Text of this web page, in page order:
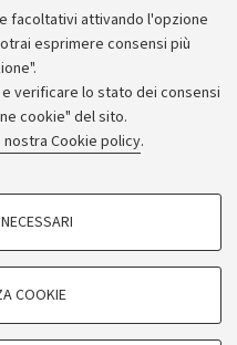
facoltativi attivando l'opzione
esprimere consensi più
verificare lo stato dei consensi
cookie" del sito.
nostra Cookie policy.
COOKIE
stampa
STUDIORUM - Università di
Bologna - PI: 01131710376 -